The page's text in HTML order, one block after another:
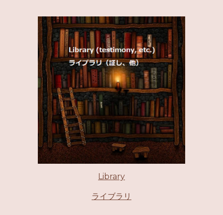
Library
ライブラリ